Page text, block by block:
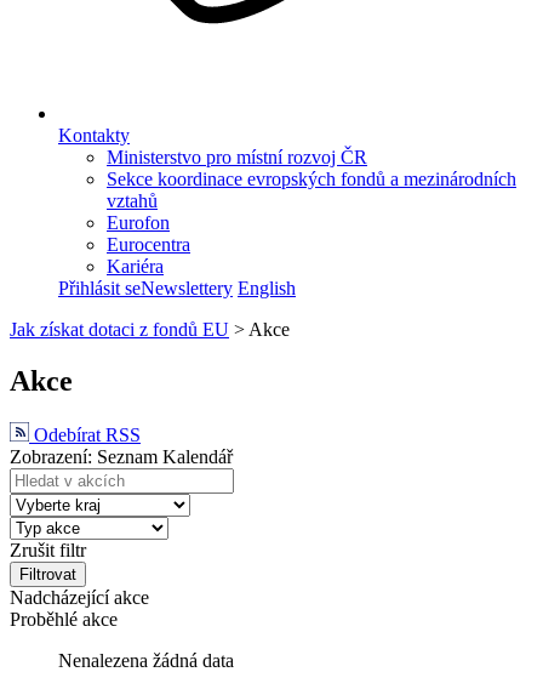
Kontakty
Ministerstvo pro místní rozvoj ČR
Sekce koordinace evropských fondů a mezinárodních
vztahů
Eurofon
Eurocentra
Kariéra
Přihlásit seNewslettery English
Jak získat dotaci z fondů EU > Akce
Akce
Odebírat RSS
Zobrazení: Seznam Kalendář
Zrušit filtr
Filtrovat
Nadcházející akce
Proběhlé akce
Nenalezena žádná data